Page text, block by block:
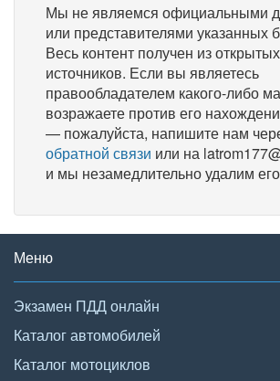
Мы не являемся официальными
или представителями указанных
Весь контент получен из открытых
источников. Если вы являетесь
правообладателем какого-либо
возражаете против его
— пожалуйста, напишите нам
обратной связи или на
и мы незамедлительно удалим
Меню
Экзамен ПДД онлайн
Каталог автомобилей
Каталог мотоциклов